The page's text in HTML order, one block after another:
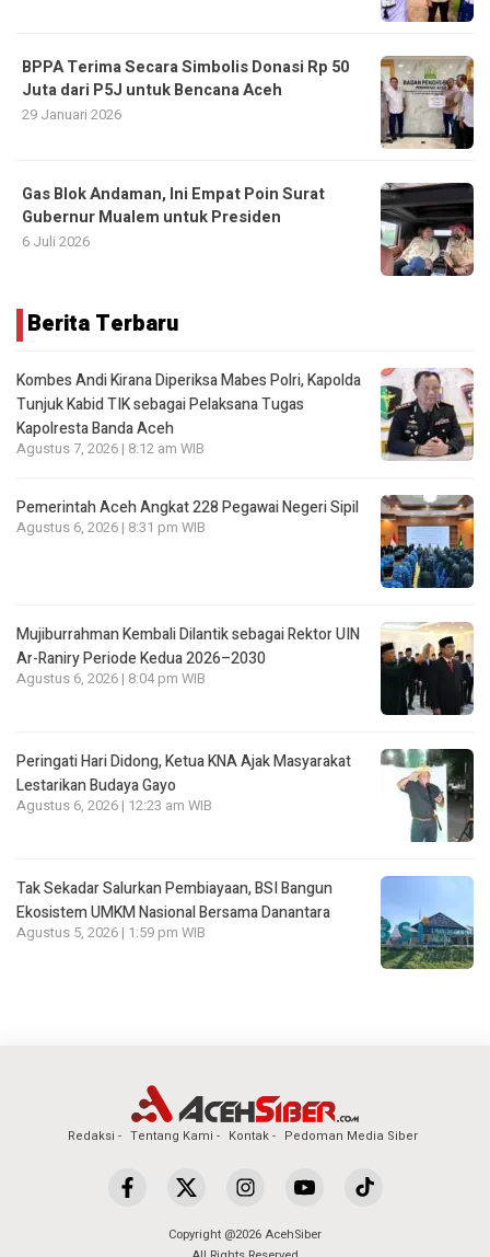
BPPA Terima Secara Simbolis Donasi Rp 50
Juta dari P5J untuk Bencana Aceh
29 Januari 2026
Gas Blok Andaman, Ini Empat Poin Surat
Gubernur Mualem untuk Presiden
6 Juli 2026
Berita Terbaru
Kombes Andi Kirana Diperiksa Mabes Polri, Kapolda
Tunjuk Kabid TIK sebagai Pelaksana Tugas
Kapolresta Banda Aceh
Agustus 7, 2026 | 8:12 am WIB
Pemerintah Aceh Angkat 228 Pegawai Negeri Sipil
Agustus 6, 2026 | 8:31 pm WIB
Mujiburrahman Kembali Dilantik sebagai Rektor UIN
Ar-Raniry Periode Kedua 2026–2030
Agustus 6, 2026 | 8:04 pm WIB
Peringati Hari Didong, Ketua KNA Ajak Masyarakat
Lestarikan Budaya Gayo
Agustus 6, 2026 | 12:23 am WIB
Tak Sekadar Salurkan Pembiayaan, BSI Bangun
Ekosistem UMKM Nasional Bersama Danantara
Agustus 5, 2026 | 1:59 pm WIB
Redaksi Tentang Kami Kontak Pedoman Media Siber
Copyright @2026 AcehSiber